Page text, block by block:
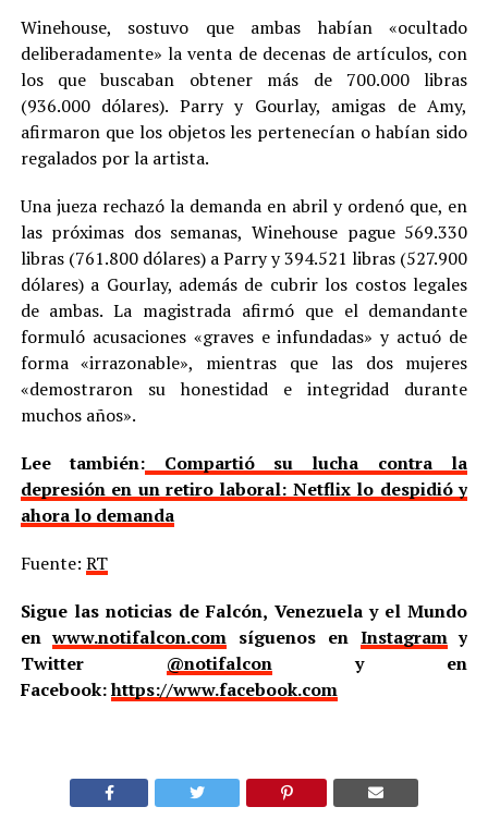
Winehouse, sostuvo que ambas habían «ocultado
deliberadamente» la venta de decenas de artículos, con
los que buscaban obtener más de 700.000 libras
(936.000 dólares). Parry y Gourlay, amigas de Amy,
afirmaron que los objetos les pertenecían o habían sido
regalados por la artista.
Una jueza rechazó la demanda en abril y ordenó que, en
las próximas dos semanas, Winehouse pague 569.330
libras (761.800 dólares) a Parry y 394.521 libras (527.900
dólares) a Gourlay, además de cubrir los costos legales
de ambas. La magistrada afirmó que el demandante
formuló acusaciones «graves e infundadas» y actuó de
forma «irrazonable», mientras que las dos mujeres
«demostraron su honestidad e integridad durante
muchos años».
Lee también: Compartió su lucha contra la
depresión en un retiro laboral: Netflix lo despidió y
ahora lo demanda
Fuente: RT
Sigue las noticias de Falcón, Venezuela y el Mundo
enwww.notifalcon.com síguenos en Instagramy
Twitter @notifalcony en
Facebook:https://www.facebook.com